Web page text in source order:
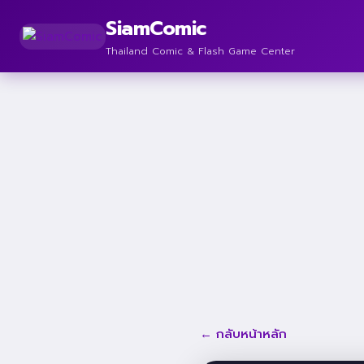
SiamComic
Thailand Comic & Flash Game Center
← กลับหน้าหลัก